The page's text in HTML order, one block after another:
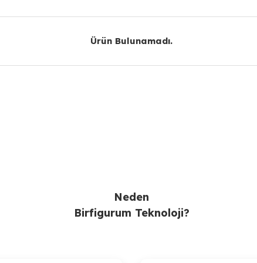
Ürün Bulunamadı.
Neden
Birfigurum Teknoloji?